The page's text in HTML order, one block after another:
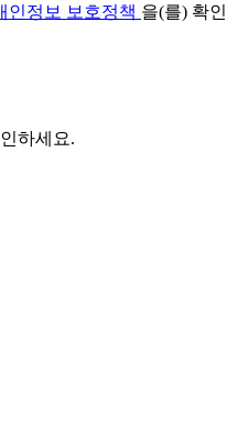
인정보 보호정책 을(를) 확인
하세요.